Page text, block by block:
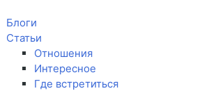
Блоги
Статьи
Отношения
Интересное
Где встретиться